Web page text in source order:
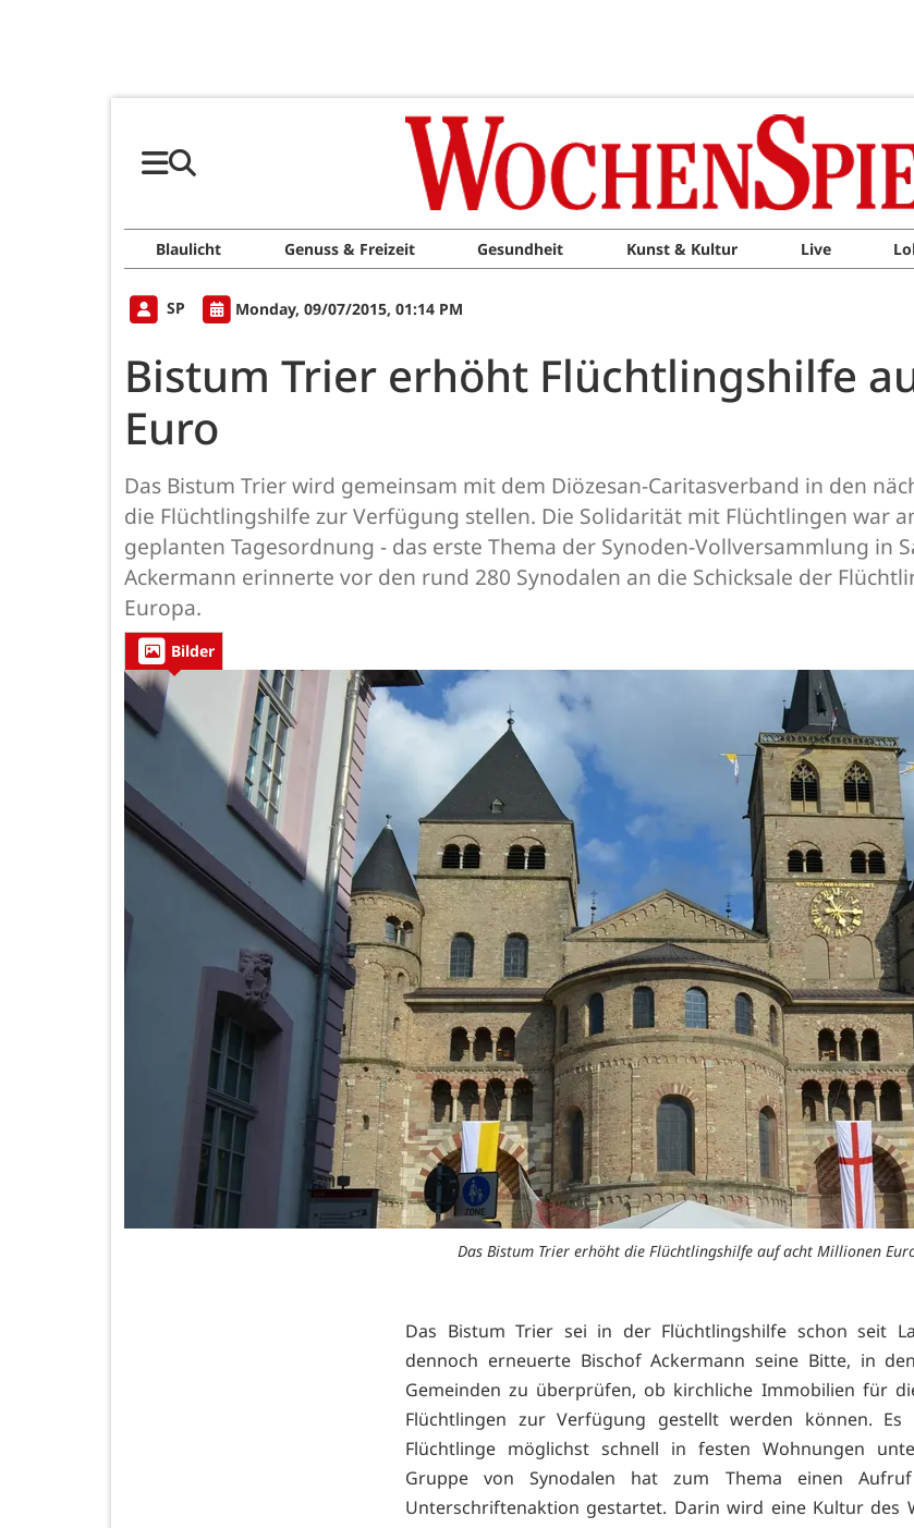
Blaulicht Genuss & Freizeit Gesundheit Kunst & Kultur Live
SP Monday, 09/07/2015, 01:14 PM
Bistum Trier erhöht Flüchtlingshilfe
Euro
Das Bistum Trier wird gemeinsam mit dem Diözesan-Caritasverband in den
die Flüchtlingshilfe zur Verfügung stellen. Die Solidarität mit Flüchtlingen war
geplanten Tagesordnung - das erste Thema der Synoden-Vollversammlung in
Ackermann erinnerte vor den rund 280 Synodalen an die Schicksale der
Europa.
Bilder
Das Bistum Trier erhöht die Flüchtlingshilfe auf acht Millionen
Das Bistum Trier sei in der Flüchtlingshilfe schon seit
dennoch erneuerte Bischof Ackermann seine Bitte, in
Gemeinden zu überprüfen, ob kirchliche Immobilien für
Flüchtlingen zur Verfügung gestellt werden können.
Flüchtlinge möglichst schnell in festen Wohnungen
Gruppe von Synodalen hat zum Thema einen
Unterschriftenaktion gestartet. Darin wird eine Kultur des